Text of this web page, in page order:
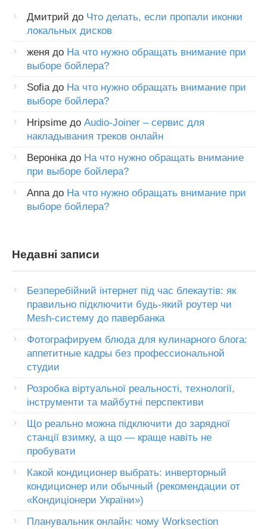
Дмитрий до Что делать, если пропали иконки
локальных дисков
женя до На что нужно обращать внимание при
выборе бойлера?
Sofiaдо На что нужно обращать внимание при
выборе бойлера?
Hripsime до Audio-Joiner – сервис для
накладывания треков онлайн
Веронікадо На что нужно обращать внимание
при выборе бойлера?
Annaдо На что нужно обращать внимание при
выборе бойлера?
Недавні записи
Безперебійний інтернет під час блекаутів: як
правильно підключити будь-який роутер чи
Mesh-систему до павербанка
Фотографируем блюда для кулинарного блога:
аппетитные кадры без профессиональной
студии
Розробка віртуальної реальності, технології,
інструменти та майбутні перспективи
Що реально можна підключити до зарядної
станції взимку, а що — краще навіть не
пробувати
Какой кондиционер выбрать: инверторный
кондиционер или обычный (рекомендации от
«Кондиціонери України»)
Планувальник онлайн: чому Worksection